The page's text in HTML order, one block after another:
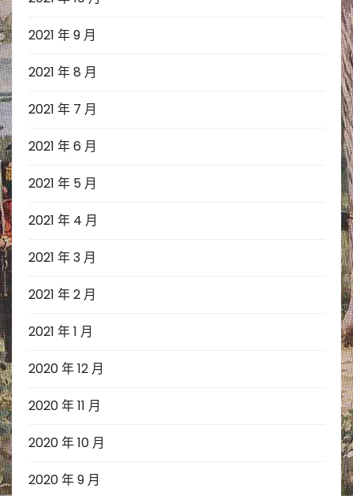
2021 年 9 月
2021 年 8 月
2021 年 7 月
2021 年 6 月
2021 年 5 月
2021 年 4 月
2021 年 3 月
2021 年 2 月
2021 年 1 月
2020 年 12 月
2020 年 11 月
2020 年 10 月
2020 年 9 月